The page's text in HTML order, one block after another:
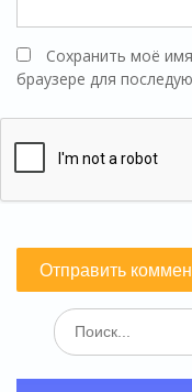
Сохранить моё
браузере для
Поиск
по: